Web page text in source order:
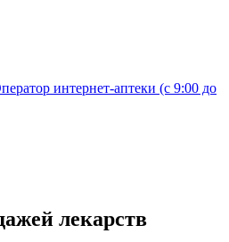
интернет-аптеки (с 9:00 до
лекарств